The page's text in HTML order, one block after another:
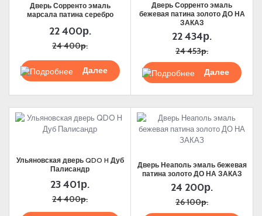
Дверь Сорренто эмаль
марсала патина серебро
22 400р.
24 400р.
Подробнее
Дверь Сорренто эмаль
бежевая патина золото ДО НА
ЗАКАЗ
22 434р.
24 453р.
Подробнее
Ульяновская дверь QDO H Дуб
Палисандр
23 401р.
24 400р.
Дверь Неаполь эмаль бежевая
патина золото ДО НА ЗАКАЗ
24 200р.
26 100р.